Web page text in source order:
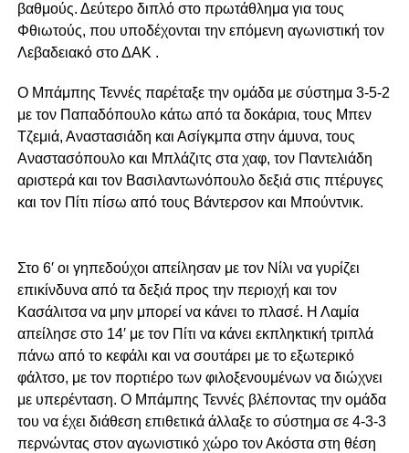
βαθμούς. Δεύτερο διπλό στο πρωτάθλημα για τους
Φθιωτούς, που υποδέχονται την επόμενη αγωνιστική τον
Λεβαδειακό στο ΔΑΚ .
Ο Μπάμπης Τεννές παρέταξε την ομάδα με σύστημα 3-5-2
με τον Παπαδόπουλο κάτω από τα δοκάρια, τους Μπεν
Τζεμιά, Αναστασιάδη και Ασίγκμπα στην άμυνα, τους
Αναστασόπουλο και Μπλάζιτς στα χαφ, τον Παντελιάδη
αριστερά και τον Βασιλαντωνόπουλο δεξιά στις πτέρυγες
και τον Πίτι πίσω από τους Βάντερσον και Μπούντνικ.
Στο 6′ οι γηπεδούχοι απείλησαν με τον Νίλι να γυρίζει
επικίνδυνα από τα δεξιά προς την περιοχή και τον
Κασάλιτσα να μην μπορεί να κάνει το πλασέ. Η Λαμία
απείλησε στο 14′ με τον Πίτι να κάνει εκπληκτική τριπλά
πάνω από το κεφάλι και να σουτάρει με το εξωτερικό
φάλτσο, με τον πορτιέρο των φιλοξενουμένων να διώχνει
με υπερένταση. Ο Μπάμπης Τεννές βλέποντας την ομάδα
του να έχει διάθεση επιθετικά άλλαξε το σύστημα σε 4-3-3
περνώντας στον αγωνιστικό χώρο τον Ακόστα στη θέση